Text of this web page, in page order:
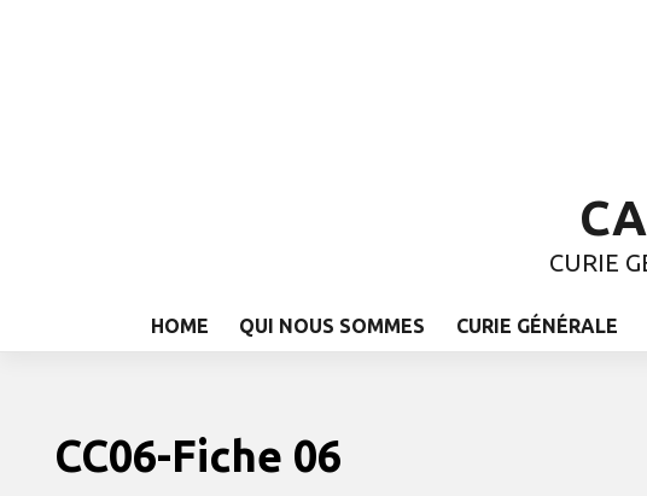
CURIE
HOME QUI NOUS SOMMES CURIE GÉNÉRALE
CC06-Fiche 06